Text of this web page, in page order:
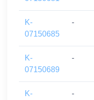
K-
07150685
-
K-
07150689
-
K- -